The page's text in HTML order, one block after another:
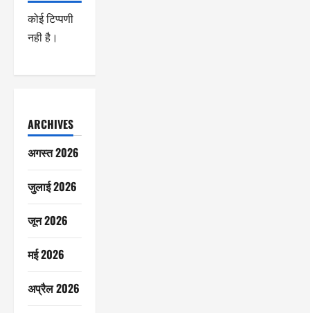
कोई टिप्पणी
नही है।
ARCHIVES
अगस्त 2026
जुलाई 2026
जून 2026
मई 2026
अप्रैल 2026